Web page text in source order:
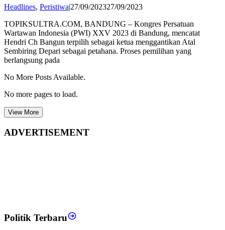
Headlines, Peristiwa27/09/202327/09/2023by
Hatta
TOPIKSULTRA.COM, BANDUNG – Kongres Persatuan
Wartawan Indonesia (PWI) XXV 2023 di Bandung, mencatat
Hendri Ch Bangun terpilih sebagai ketua menggantikan Atal
Sembiring Depari sebagai petahana. Proses pemilihan yang
berlangsung pada
No More Posts Available.
No more pages to load.
View More
ADVERTISEMENT
Politik Terbaru